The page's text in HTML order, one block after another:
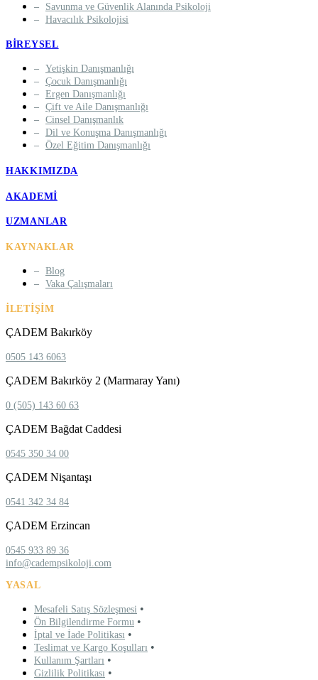
Savunma ve Güvenlik Alanında Psikoloji
Havacılık Psikolojisi
BIREYSEL
Yetişkin Danışmanlığı
Çocuk Danışmanlığı
Ergen Danışmanlığı
Çift ve Aile Danışmanlığı
Cinsel Danışmanlık
Dil ve Konuşma Danışmanlığı
Özel Eğitim Danışmanlığı
HAKKIMIZDA
AKADEMI
UZMANLAR
KAYNAKLAR
Blog
Vaka Çalışmaları
İLETIŞIM
ÇADEM Bakırköy
0505 143 6063
ÇADEM Bakırköy 2 (Marmaray Yanı)
0 (505) 143 60 63
ÇADEM Bağdat Caddesi
0545 350 34 00
ÇADEM Nişantaşı
0541 342 34 84
ÇADEM Erzincan
0545 933 89 36
info@cadempsikoloji.com
YASAL
Mesafeli Satış Sözleşmesi •
Ön Bilgilendirme Formu •
İptal ve İade Politikası •
Teslimat ve Kargo Koşulları •
Kullanım Şartları •
Gizlilik Politikası •